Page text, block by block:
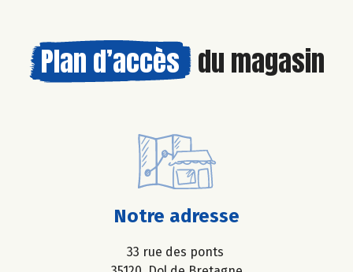
Plan d’accès du magasin
Notre adresse
33 rue des ponts